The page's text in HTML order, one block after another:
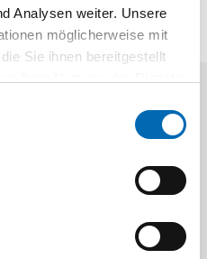
Analysen weiter. Unsere
möglicherweise mit
Sie ihnen bereitgestellt